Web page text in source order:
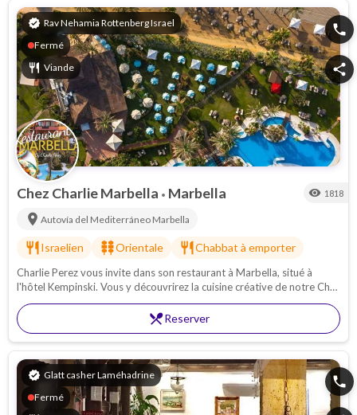
verified Rav Nehamia Rottenberg Israel
Fermé
restaurant Viande
phone
share
Chez Charlie Marbella • Marbella visibility 1818
location_on Autovía del Mediterráneo Marbella
restaurant Israelien kebab_diningOrientale restaurant Chabbat à emporter
Charlie Perez vous invite dans son restaurant à Marbella, situé à
l'hôtel Kempinski. Vous y découvrirez la cuisine créative de notre Chef.
Ainsi que des chabbat à emporter. (uniquement sur réservation)
restaurant_menuReserver
verified Glatt casher Laméhadrine
Fermé
phone